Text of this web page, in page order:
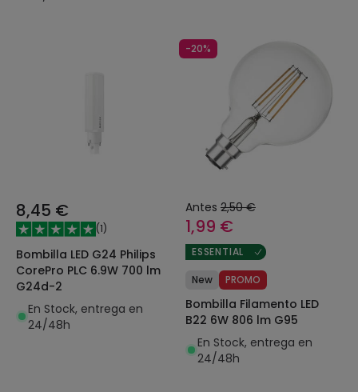
8,45 €
(1)
Bombilla LED G24 Philips
CorePro PLC 6.9W 700 lm
G24d-2
En Stock, entrega en
24/48h
-20%
Antes 2,50 €
1,99 €
ESSENTIAL
New PROMO
Bombilla Filamento LED
B22 6W 806 lm G95
En Stock, entrega en
24/48h